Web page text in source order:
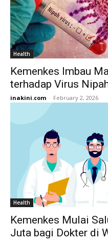
Health
Kemenkes Imbau
terhadap Virus
inakini.com - February 2, 2026
Health
Kemenkes Mulai
Juta bagi Dokter di